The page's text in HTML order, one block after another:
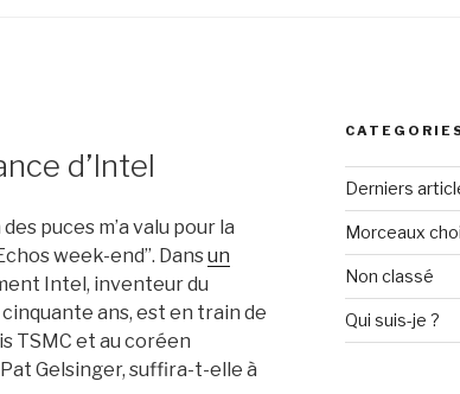
d’Intel
puces m’a valu pour la
week-end”. Dansun
Intel, inventeur du
ans, est en train de
TSMC et au coréen
Pat Gelsinger, suffira-t-elle à
Derniers
Morceaux
Non classé
Qui suis-je ?